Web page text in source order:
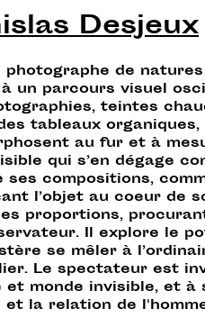
Desjeux
de
un parcours visuel
teintes
tableaux organiques,
au fur et à
qui s’en dégage
compositions,
l’objet au coeur de
proportions,
Il explore le
se mêler à
Le spectateur est
monde invisible, et à
la relation de